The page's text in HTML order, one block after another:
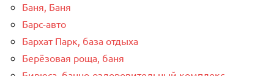
Баня, Баня
Барс-авто
Бархат Парк, база отдыха
Берёзовая роща, баня